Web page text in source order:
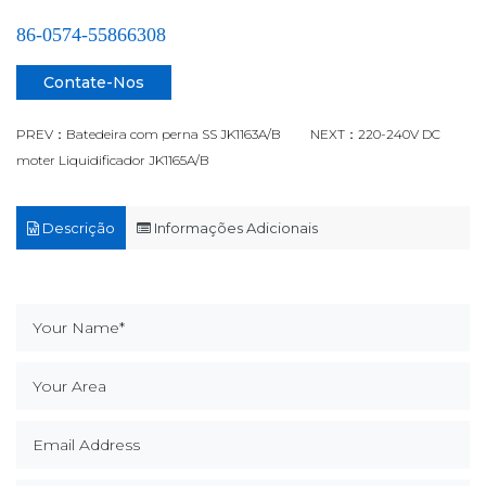
86-0574-55866308
Contate-Nos
PREV：Batedeira com perna SS JK1163A/B
NEXT：220-240V DC
moter Liquidificador JK1165A/B
Descrição Informações Adicionais